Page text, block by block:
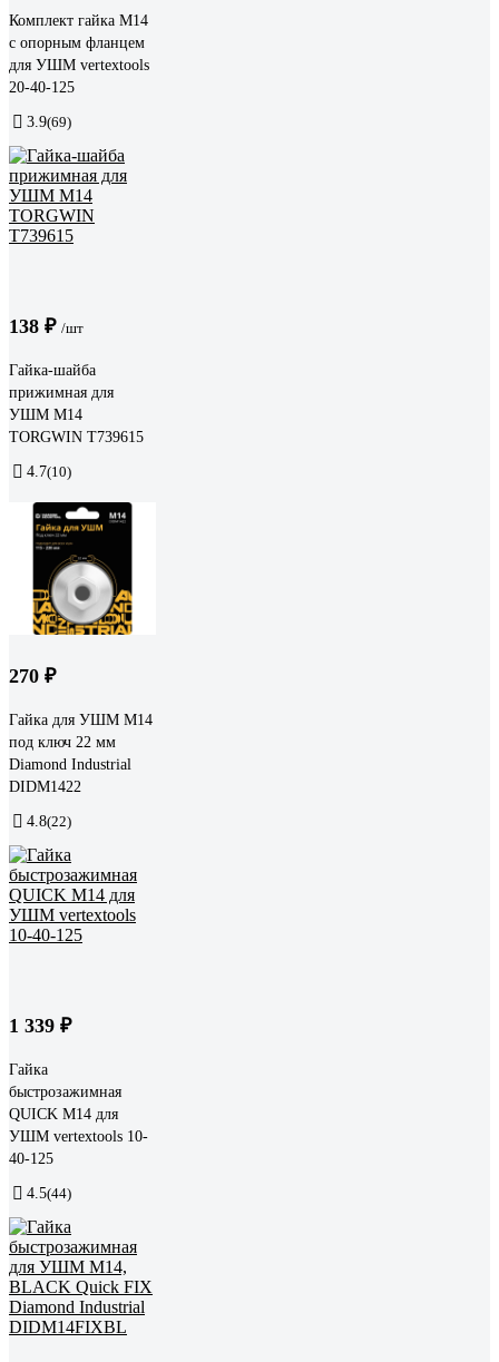
Комплект гайка М14
с опорным фланцем
для УШМ vertextools
20-40-125
3.9(69)
138 ₽ /шт
Гайка-шайба
прижимная для
УШМ М14
TORGWIN T739615
4.7(10)
270 ₽
Гайка для УШМ М14
под ключ 22 мм
Diamond Industrial
DIDM1422
4.8(22)
1 339 ₽
Гайка
быстрозажимная
QUICK М14 для
УШМ vertextools 10-
40-125
4.5(44)